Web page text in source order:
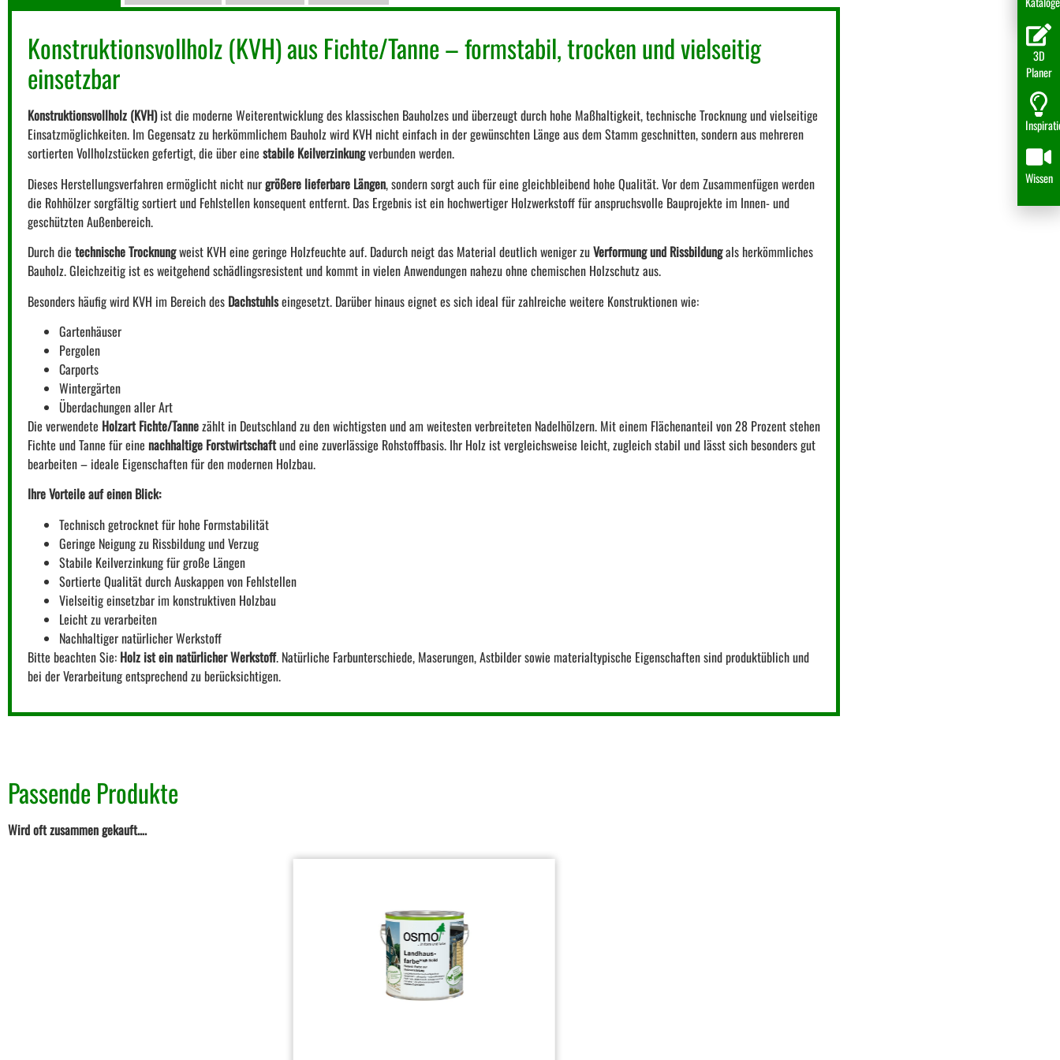
Konstruktionsvollholz (KVH) aus Fichte/Tanne – formstabil, trocken und vielseitig
einsetzbar
Konstruktionsvollholz (KVH)ist die moderne Weiterentwicklung des klassischen Bauholzes und überzeugt durch hohe Maßhaltigkeit, technische Trocknung und vielseitige
Einsatzmöglichkeiten. Im Gegensatz zu herkömmlichem Bauholz wird KVH nicht einfach in der gewünschten Länge aus dem Stamm geschnitten, sondern aus mehreren
sortierten Vollholzstücken gefertigt, die über eine stabile Keilverzinkungverbunden werden.
Dieses Herstellungsverfahren ermöglicht nicht nurgrößere lieferbare Längen, sondern sorgt auch für eine gleichbleibend hohe Qualität. Vor dem Zusammenfügen werden
die Rohhölzer sorgfältig sortiert und Fehlstellen konsequent entfernt. Das Ergebnis ist ein hochwertiger Holzwerkstoff für anspruchsvolle Bauprojekte im Innen- und
geschützten Außenbereich.
Durch die technische Trocknungweist KVH eine geringe Holzfeuchte auf. Dadurch neigt das Material deutlich weniger zuVerformung und Rissbildungals herkömmliches
Bauholz. Gleichzeitig ist es weitgehend schädlingsresistent und kommt in vielen Anwendungen nahezu ohne chemischen Holzschutz aus.
Besonders häufig wird KVH im Bereich des Dachstuhlseingesetzt. Darüber hinaus eignet es sich ideal für zahlreiche weitere Konstruktionen wie:
Gartenhäuser
Pergolen
Carports
Wintergärten
Überdachungen aller Art
Die verwendete Holzart Fichte/Tannezählt in Deutschland zu den wichtigsten und am weitesten verbreiteten Nadelhölzern. Mit einem Flächenanteil von 28 Prozent stehen
Fichte und Tanne für eine nachhaltige Forstwirtschaftund eine zuverlässige Rohstoffbasis. Ihr Holz ist vergleichsweise leicht, zugleich stabil und lässt sich besonders gut
bearbeiten – ideale Eigenschaften für den modernen Holzbau.
Ihre Vorteile auf einen Blick:
Technisch getrocknet für hohe Formstabilität
Geringe Neigung zu Rissbildung und Verzug
Stabile Keilverzinkung für große Längen
Sortierte Qualität durch Auskappen von Fehlstellen
Vielseitig einsetzbar im konstruktiven Holzbau
Leicht zu verarbeiten
Nachhaltiger natürlicher Werkstoff
Bitte beachten Sie: Holz ist ein natürlicher Werkstoff. Natürliche Farbunterschiede, Maserungen, Astbilder sowie materialtypische Eigenschaften sind produktüblich und
bei der Verarbeitung entsprechend zu berücksichtigen.
Passende Produkte
Wird oft zusammen gekauft….
3D
Planer
Wissen